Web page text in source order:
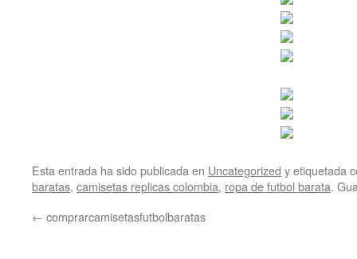
Esta entrada ha sido publicada en Uncategorized y etiquetada
baratas, camisetas replicas colombia, ropa de futbol barata.
← comprarcamisetasfutbolbaratas